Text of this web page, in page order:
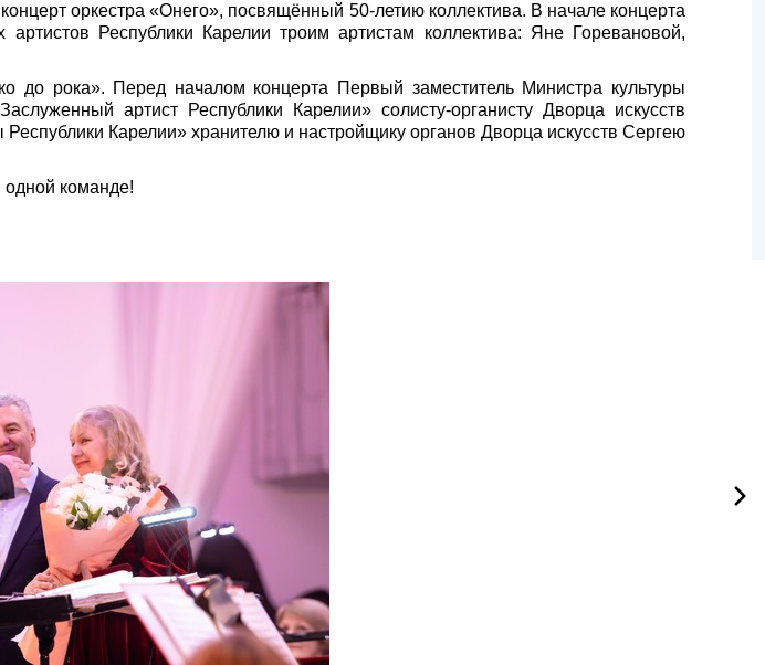
оркестра «Онего», посвящённый 50-летию коллектива. В начале концерта
Республики Карелии троим артистам коллектива: Яне Горевановой,
до рока». Перед началом концерта Первый заместитель Министра культуры
артист Республики Карелии» солисту-органисту Дворца искусств
Карелии» хранителю и настройщику органов Дворца искусств Сергею
команде!